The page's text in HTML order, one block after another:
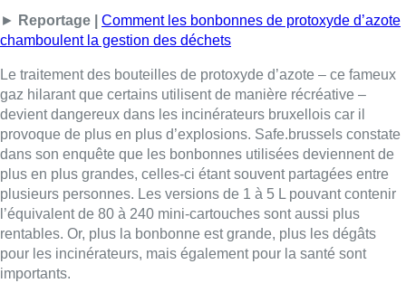
importants.
officiellement interdit en Région bruxelloise.
■Une interview de Sophie Croiset, Coordinatrice
Statistique & Analyse à l’Observatoire bruxellois pour la
Prévention et la Sécurité (safe.brussels) au micro de
Camille Paillaud
Lire aussi :
Un nouveau club de MMA ouvre